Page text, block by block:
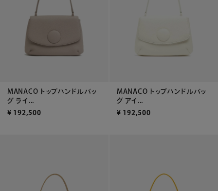
MANACO トップハンドルバッ
グ ライ...
¥ 192,500
MANACO トップハンドルバッ
グ アイ...
¥ 192,500